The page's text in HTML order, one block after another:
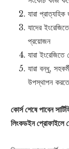
যারা
যাদের
প্রয়োজন
যারা
যারা বন্ধু,
উপস্থাপন
কোর্স শেষে পাবেন
লিংকডইন প্রোফাইলে